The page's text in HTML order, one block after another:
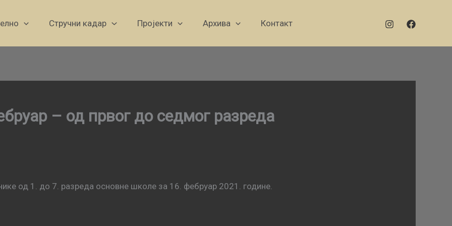
Стручни кадар Пројекти Архива Контакт
– од првог до седмог разреда
од 1. до 7. разреда основне школе за 16. фебруар 2021. године.